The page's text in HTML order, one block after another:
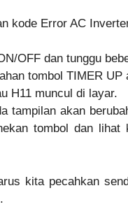
kode Error AC
OFF dan tunggu
tombol TIMER
H11 muncul di layar.
tampilan akan
tombol dan
kita pecahkan